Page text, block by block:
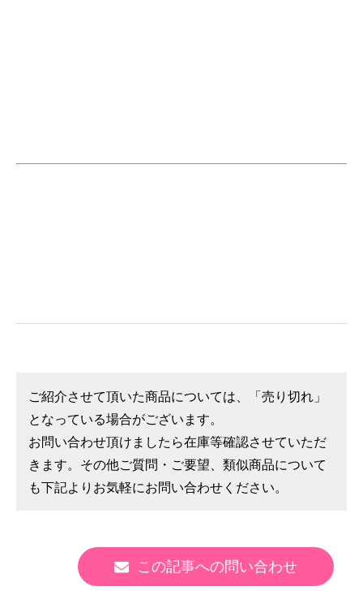
ご紹介させて頂いた商品については、「売り切れ」
となっている場合がございます。
お問い合わせ頂けましたら在庫等確認させていただ
きます。その他ご質問・ご要望、類似商品について
も下記よりお気軽にお問い合わせください。
この記事への問い合わせ